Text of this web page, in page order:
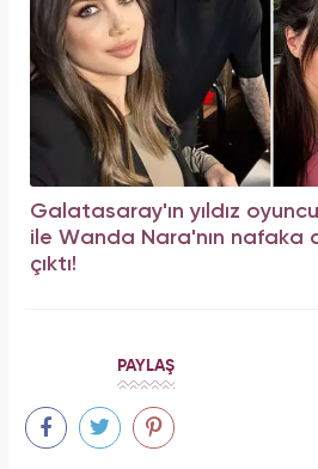
Galatasaray'ın yıldız
ile Wanda Nara'nın nafaka
çıktı!
PAYLAŞ